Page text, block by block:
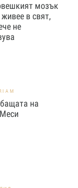
мозък
в свят,
не
на